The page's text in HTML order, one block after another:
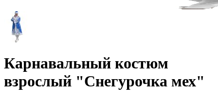
Карнавальный костюм
взрослый "Снегурочка мех"